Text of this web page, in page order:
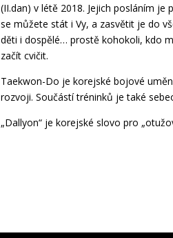
(II.dan) v létě 2018. Jejich posláním
se můžete stát i Vy, a zasvětit je do
děti i dospělé… prostě kohokoli, kdo
začít cvičit.
Taekwon-Do je korejské bojové
rozvoji. Součástí tréninků je také
„Dallyon“ je korejské slovo pro